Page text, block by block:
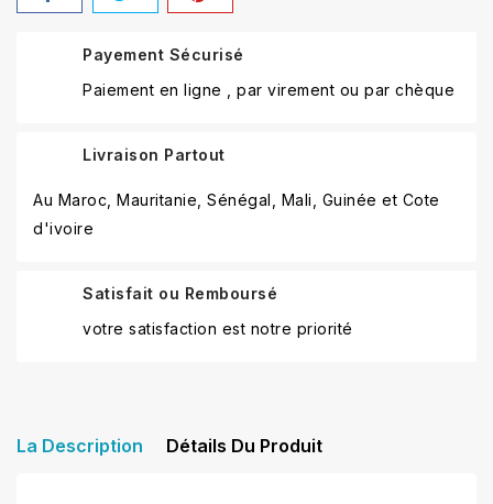
Payement Sécurisé
Paiement en ligne , par virement ou par chèque
Livraison Partout
Au Maroc, Mauritanie, Sénégal, Mali, Guinée et Cote
d'ivoire
Satisfait ou Remboursé
votre satisfaction est notre priorité
La Description Détails Du Produit